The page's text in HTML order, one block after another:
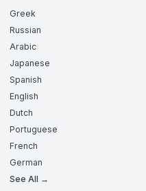
Greek
Russian
Arabic
Japanese
Spanish
English
Dutch
Portuguese
French
German
See All →